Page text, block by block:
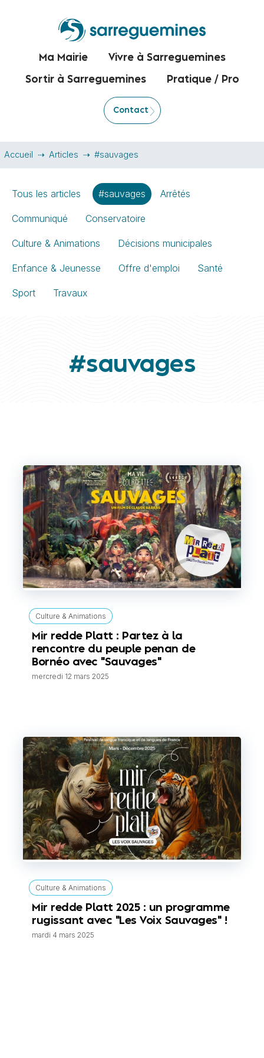
Ma Mairie Vivre à Sarreguemines
Sortir à Sarreguemines Pratique / Pro
Contact
Accueil Articles #sauvages
Tous les articles #sauvages Arrêtés
Communiqué Conservatoire
Culture & Animations Décisions municipales
Enfance & Jeunesse Offre d'emploi Santé
Sport Travaux
#sauvages
Culture & Animations
Mir redde Platt : Partez à la
rencontre du peuple penan de
Bornéo avec "Sauvages"
mercredi 12 mars 2025
Culture & Animations
Mir redde Platt 2025 : un programme
rugissant avec "Les Voix Sauvages" !
mardi 4 mars 2025